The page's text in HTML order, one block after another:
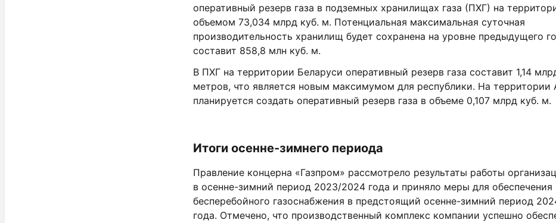
оперативный резерв газа в подземных хранилищах газа (ПХГ) на
объемом 73,034 млрд куб. м. Потенциальная максимальная суточная
производительность хранилищ будет сохранена на уровне предыдущего
составит 858,8 млн куб. м.
В ПХГ на территории Беларуси оперативный резерв газа составит 1,14
метров, что является новым максимумом для республики. На территории
планируется создать оперативный резерв газа в объеме 0,107 млрд куб. м.
Итоги осенне-зимнего периода
Правление концерна «Газпром» рассмотрело результаты работы
в осенне-зимний период 2023/2024 года и приняло меры для обеспечения
бесперебойного газоснабжения в предстоящий осенне-зимний период
года. Отмечено, что производственный комплекс компании успешно